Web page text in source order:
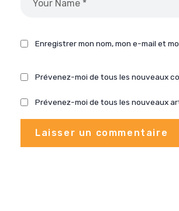
Enregistrer mon nom, mon e-mail et
Prévenez-moi de tous les nouveaux
Prévenez-moi de tous les nouveaux